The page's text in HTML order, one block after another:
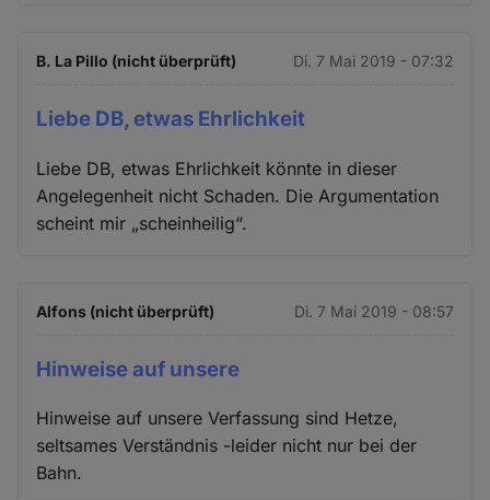
B. La Pillo (nicht überprüft) Di. 7 Mai 2019 - 07:32
Liebe DB, etwas Ehrlichkeit
Liebe DB, etwas Ehrlichkeit könnte in dieser
Angelegenheit nicht Schaden. Die Argumentation
scheint mir „scheinheilig“.
Alfons (nicht überprüft) Di. 7 Mai 2019 - 08:57
Hinweise auf unsere
Hinweise auf unsere Verfassung sind Hetze,
seltsames Verständnis -leider nicht nur bei der
Bahn.